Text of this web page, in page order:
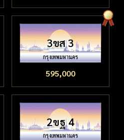
3ขส 3
595,000
2ขฐ 4